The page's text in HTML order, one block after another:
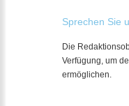
Sprechen Sie
Die
Verfügung, um
ermöglichen.